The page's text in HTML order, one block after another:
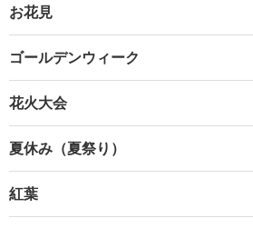
お花見
ゴールデンウィーク
花火大会
夏休み（夏祭り）
紅葉